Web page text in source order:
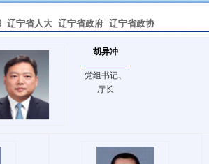
辽宁省人大 辽宁省政府 辽宁省政协
位置：首页 -> 领导之窗
胡异冲
党组书记、
厅长